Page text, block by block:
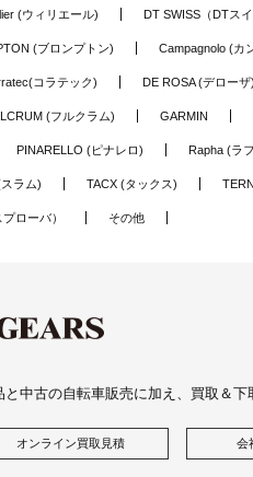
(ウィリエール) DT SWISS（DTスイ
(ブロンプトン) Campagnolo (カ
コラテック) DE ROSA (デローザ)
(フルクラム) GARMIN
PINARELLO (ピナレロ) Rapha (ラ
ラム) TACX (タックス)
ローバ） その他
古の自転車販売に加え、買取＆下
オンライン買取見積 会